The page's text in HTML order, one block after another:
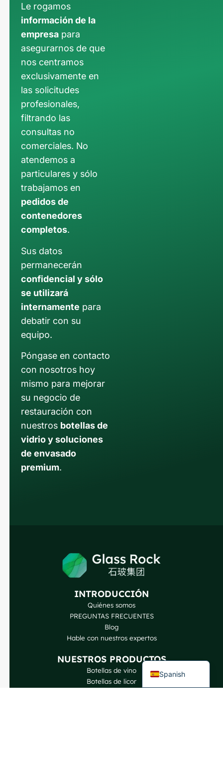
Le rogamos
información de la
empresa para
asegurarnos de que
nos centramos
exclusivamente en
las solicitudes
profesionales,
filtrando las
consultas no
comerciales. No
atendemos a
particulares y sólo
trabajamos en
pedidos de
contenedores
completos.
Sus datos
permanecerán
confidencial y sólo
se utilizará
internamente para
debatir con su
equipo.
Póngase en contacto
con nosotros hoy
mismo para mejorar
su negocio de
restauración con
nuestros botellas de
vidrio y soluciones
de envasado
premium.
INTRODUCCIÓN
Quiénes somos
PREGUNTAS FRECUENTES
Blog
Hable con nuestros expertos
NUESTROS PRODUCTOS
Botellas de vino
Botellas de licor
Spanish
English
Korean